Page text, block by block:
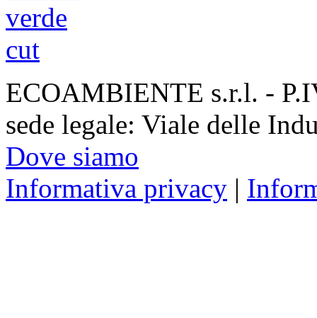
ECOAMBIENTE s.r.l. -
sede legale: Viale delle
Dove siamo
Informativa privacy |